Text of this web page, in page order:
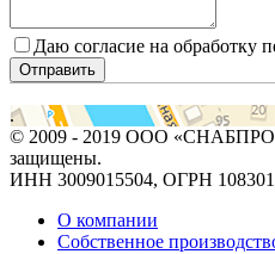
Даю согласие на обработку
Отправить
.
© 2009 - 2019 ООО
защищены.
ИНН 3009015504, ОГРН
О компании
Собственное